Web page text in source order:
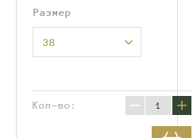
Размер
38
Кол-во: − +